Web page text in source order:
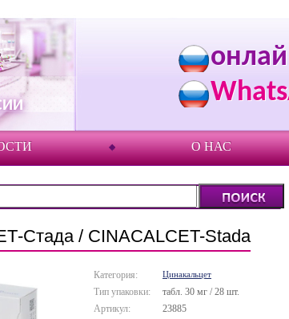
О НАС
Стада / CINACALCET-Stada
Категория: Цинакальцет
Тип упаковки:
табл. 30 мг / 28 шт.
Артикул:
23885